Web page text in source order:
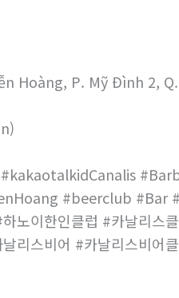
Hoàng, P. Mỹ Đình 2,
#beerclub #Bar
노이한인클럽 #카날리스
리스비어 #카날리스비어